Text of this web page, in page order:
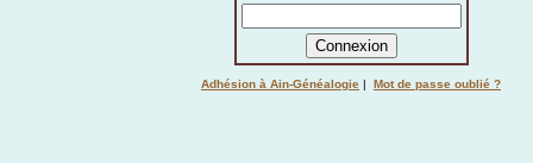
Adhésion à Ain-Généalogie | Mot de passe oublié ?